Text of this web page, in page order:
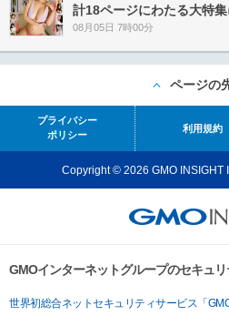
計18ページにわたる大特集
08月05日 7時00分
ページの
プライバシー
ポリシー
利用規約
Copyright © 2026 GMO INSIGHT
GMOインターネットグループのセキュ
世界初総合ネットセキュリティサービス「